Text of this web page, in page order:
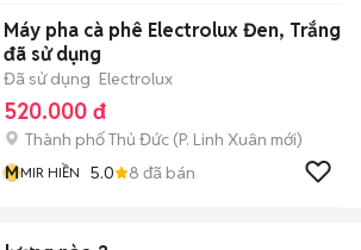
Máy pha cà phê Electrolux Đen, Trắng
đã sử dụng
Đã sử dụng Electrolux
520.000 đ
Thành phố Thủ Đức (P. Linh Xuân mới)
MMIR HIỀN 5.0 8 đã bán